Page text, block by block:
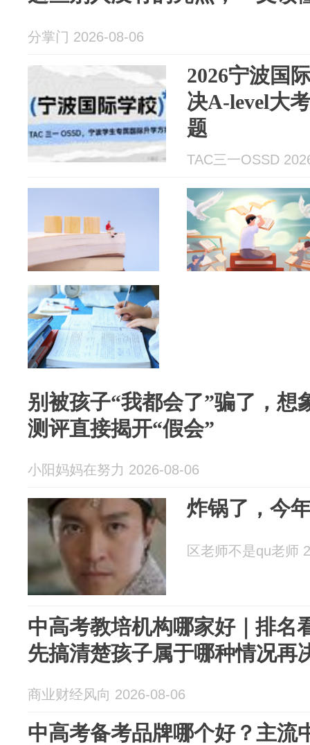
分掌门 2026-08-06
2026宁波国
决A-level大
题
TAC三一OSSD
别被孩子“我都会了”骗了，想
测评直接揭开“假会”
小阳妈妈在努力 2026-08-06
炸锅了，今
区老师不是qu老师
中高考教培机构哪家好｜排名
先搞清楚孩子属于哪种情况再
商业财经风向 2026-08-06
中高考备考品牌哪个好？主流